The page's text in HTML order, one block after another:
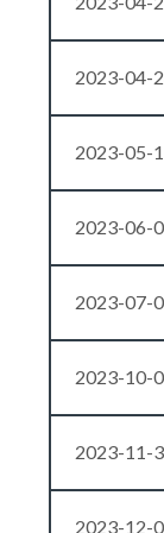
2023-04-
2023-05-
2023-06-
2023-07-
2023-10-
2023-11-
2023-12-